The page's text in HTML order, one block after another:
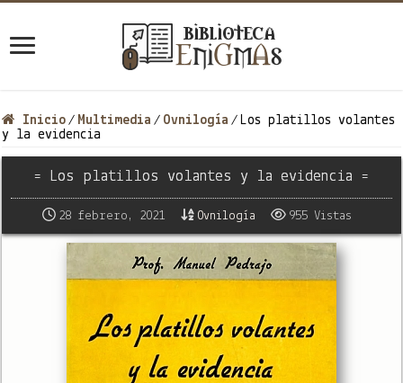
Inicio / Multimedia / Ovnilogía / Los platillos volantes
y la evidencia
= Los platillos volantes y la evidencia =
28 febrero, 2021 Ovnilogía 955 Vistas